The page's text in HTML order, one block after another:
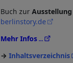
Buch zur
berlinstory.de
Mehr Infos
Inhaltsverzeichnis